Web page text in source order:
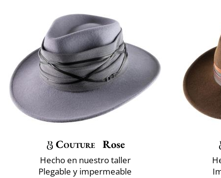
Couture Rose
Hecho en nuestro taller
Plegable y impermeable